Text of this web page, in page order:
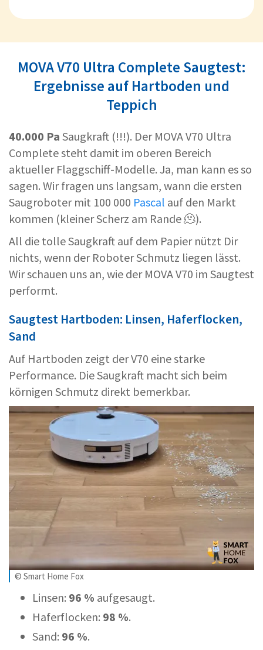
MOVA V70 Ultra Complete Saugtest:
Ergebnisse auf Hartboden und
Teppich
40.000 Pa Saugkraft (!!!). Der MOVA V70 Ultra
Complete steht damit im oberen Bereich
aktueller Flaggschiff-Modelle. Ja, man kann es so
sagen. Wir fragen uns langsam, wann die ersten
Saugroboter mit 100 000 Pascal auf den Markt
kommen (kleiner Scherz am Rande 🫠).
All die tolle Saugkraft auf dem Papier nützt Dir
nichts, wenn der Roboter Schmutz liegen lässt.
Wir schauen uns an, wie der MOVA V70 im Saugtest
performt.
Saugtest Hartboden: Linsen, Haferflocken,
Sand
Auf Hartboden zeigt der V70 eine starke
Performance. Die Saugkraft macht sich beim
körnigen Schmutz direkt bemerkbar.
© Smart Home Fox
Linsen: 96 % aufgesaugt.
Haferflocken: 98 %.
Sand: 96 %.